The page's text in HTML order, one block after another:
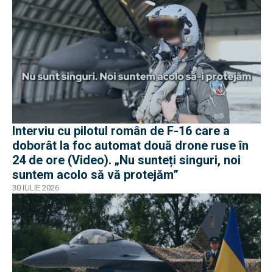
Interviu cu pilotul român de F-16 care a
doborât la foc automat două drone ruse în
24 de ore (Video). „Nu sunteți singuri, noi
suntem acolo să vă protejăm”
30 IULIE 2026